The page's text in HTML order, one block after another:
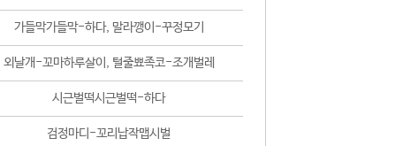
가들막가들막-하다, 말라깽이-꾸정모기
외날개-꼬마하루살이, 털줄뾰족코-조개벌레
시근벌떡시근벌떡-하다
검정마디-꼬리납작맵시벌